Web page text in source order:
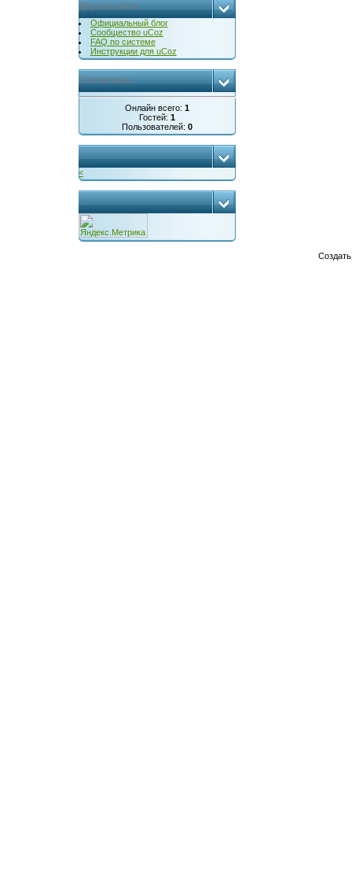
Друзья сайта
Официальный блог
Сообщество uCoz
FAQ по системе
Инструкции для uCoz
Статистика
Онлайн всего: 1
Гостей: 1
Пользователей: 0
...
<
...